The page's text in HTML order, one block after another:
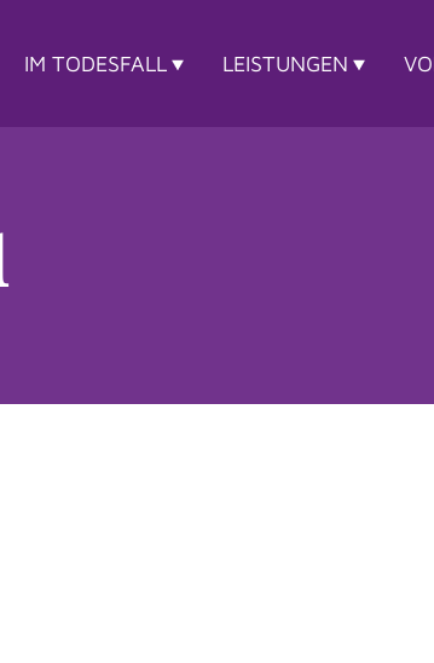
IM TODESFALL LEISTUNGEN